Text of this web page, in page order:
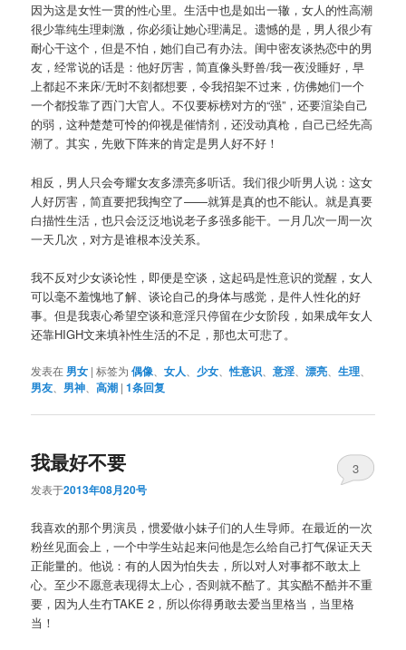
因为这是女性一贯的性心里。生活中也是如出一辙，女人的性高潮
很少靠纯生理刺激，你必须让她心理满足。遗憾的是，男人很少有
耐心干这个，但是不怕，她们自己有办法。闺中密友谈热恋中的男
友，经常说的话是：他好厉害，简直像头野兽/我一夜没睡好，早
上都起不来床/无时不刻都想要，令我招架不过来，仿佛她们一个
一个都投靠了西门大官人。不仅要标榜对方的“强”，还要渲染自己
的弱，这种楚楚可怜的仰视是催情剂，还没动真枪，自己已经先高
潮了。其实，先败下阵来的肯定是男人好不好！
相反，男人只会夸耀女友多漂亮多听话。我们很少听男人说：这女
人好厉害，简直要把我掏空了——就算是真的也不能认。就是真要
白描性生活，也只会泛泛地说老子多强多能干。一月几次一周一次
一天几次，对方是谁根本没关系。
我不反对少女谈论性，即便是空谈，这起码是性意识的觉醒，女人
可以毫不羞愧地了解、谈论自己的身体与感觉，是件人性化的好
事。但是我衷心希望空谈和意淫只停留在少女阶段，如果成年女人
还靠HIGH文来填补性生活的不足，那也太可悲了。
发表在 男女 |标签为 偶像 、女人 、少女 、性意识 、意淫、漂亮 、生理
男友 男神 、高潮 |1条回复
我最好不要
发表于2013年08月20号
3
我喜欢的那个男演员，惯爱做小妹子们的人生导师。在最近的一次
粉丝见面会上，一个中学生站起来问他是怎么给自己打气保证天天
正能量的。他说：有的人因为怕失去，所以对人对事都不敢太上
心。至少不愿意表现得太上心，否则就不酷了。其实酷不酷并不重
要，因为人生冇TAKE 2，所以你得勇敢去爱当里格当，当里格
当！